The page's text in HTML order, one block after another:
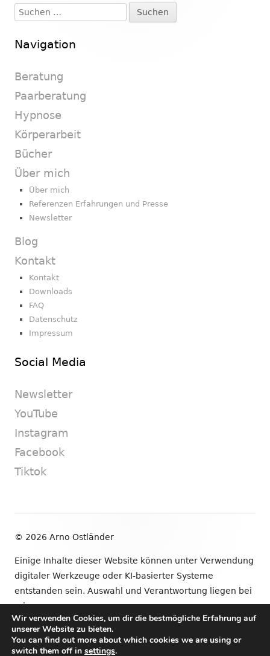
Seitenleiste
Suchen
nach:
Navigation
Beratung
Paarberatung
Hypnose
Körperarbeit
Bücher
Über mich
Über mich
Referenzen Erfahrungen und Presse
Newsletter
Blog
Kontakt
Kontakt
Downloads
FAQ
Datenschutz
Impressum
Social Media
Newsletter
YouTube
Instagram
Facebook
Tiktok
© 2026 Arno Ostländer
Einige Inhalte dieser Website können unter Verwendung
digitaler Werkzeuge oder KI-basierter Systeme
entstanden sein. Auswahl und Verantwortung liegen bei
mir.
•VerwendetTiny Framework
Wir verwenden Cookies, um dir die bestmögliche Erfahrung auf
unserer Website zu bieten.
You can find out more about which cookies we are using or
switch them off in settings.